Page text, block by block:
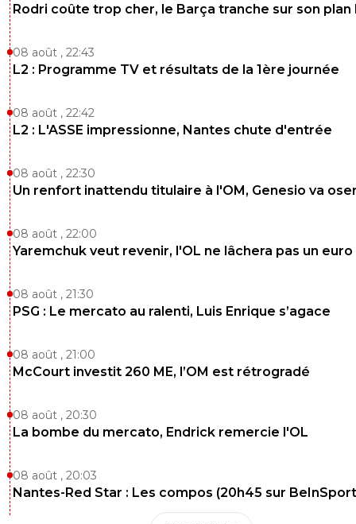
Rodri coûte trop cher, le Barça tranche sur son plan
08 août , 22:43
L2 : Programme TV et résultats de la 1ère journée
08 août , 22:42
L2 : L'ASSE impressionne, Nantes chute d'entrée
08 août , 22:30
Un renfort inattendu titulaire à l'OM, Genesio va
08 août , 22:00
Yaremchuk veut revenir, l'OL ne lâchera pas un euro
08 août , 21:30
PSG : Le mercato au ralenti, Luis Enrique s’agace
08 août , 21:00
McCourt investit 260 ME, l’OM est rétrogradé
08 août , 20:30
La bombe du mercato, Endrick remercie l'OL
08 août , 20:03
Nantes-Red Star : Les compos (20h45 sur